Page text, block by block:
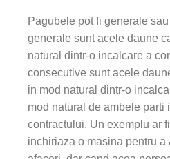
Pagubele pot fi generale
generale sunt acele daune
natural dintr-o incalcare a
consecutive sunt acele
in mod natural dintr-o
mod natural de ambele parti
contractului. Un exemplu ar
inchiriaza o masina pentru